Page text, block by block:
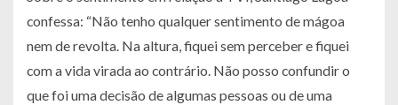
confessa: “Não tenho qualquer sentimento de mágoa
nem de revolta. Na altura, fiquei sem perceber e fiquei
com a vida virada ao contrário. Não posso confundir o
que foi uma decisão de algumas pessoas ou de uma